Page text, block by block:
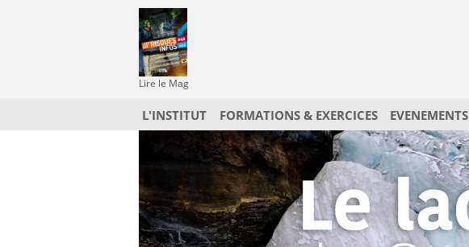
Lire le Mag
L'INSTITUT FORMATIONS & EXERCICES EVENEMENTS